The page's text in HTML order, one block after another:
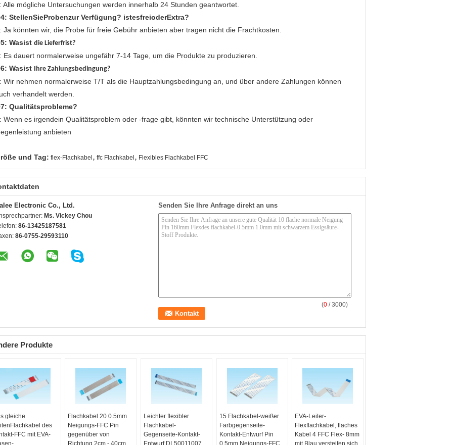
Alle mögliche Untersuchungen werden innerhalb 24 Stunden geantwortet.
StellenSieProbenzur Verfügung? istesfreioderExtra?
Ja könnten wir, die Probe für freie Gebühr anbieten aber tragen nicht die Frachtkosten.
Wasist die Lieferfrist?
Es dauert normalerweise ungefähr 7-14 Tage, um die Produkte zu produzieren.
Wasist Ihre Zahlungsbedingung?
Wir nehmen normalerweise T/T als die Hauptzahlungsbedingung an, und über andere Zahlungen können
verhandelt werden.
Qualitätsprobleme?
Wenn es irgendein Qualitätsproblem oder -frage gibt, könnten wir technische Unterstützung oder
anbieten
und Tag: flex-Flachkabel , ffc Flachkabel , Flexibles Flachkabel FFC
Electronic Co., Ltd.
Ms. Vickey Chou
86-13425187581
86-0755-29593110
Senden Sie Ihre Anfrage direkt an uns
(0 / 3000)
Produkte
gleiche
des
FFC mit EVA-
Flachkabel 20 0.5mm
Neigungs-FFC Pin
gegenüber von
Richtung 2cm - 40cm
Leichter flexibler
Flachkabel-
Gegenseite-Kontakt-
Entwurf DL50011007
15 Flachkabel-weißer
Farbgegenseite-
Kontakt-Entwurf Pin
0.5mm Neigungs-FFC
EVA-Leiter-
Flexflachkabel, flaches
Kabel 4 FFC Flex- 8mm
mit Blau versteifen sich